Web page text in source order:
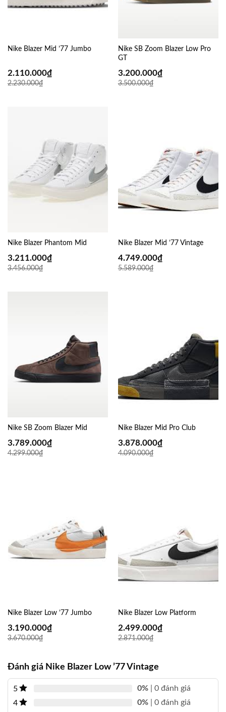
Nike Blazer Mid ’77 Jumbo
2.230.000₫
2.110.000₫
Nike SB Zoom Blazer Low Pro
GT
3.500.000₫
3.200.000₫
Nike Blazer Phantom Mid
3.456.000₫
3.211.000₫
Nike Blazer Mid ’77 Vintage
5.589.000₫
4.749.000₫
Nike SB Zoom Blazer Mid
4.299.000₫
3.789.000₫
Nike Blazer Mid Pro Club
4.090.000₫
3.878.000₫
Nike Blazer Low ’77 Jumbo
3.670.000₫
3.190.000₫
Nike Blazer Low Platform
2.871.000₫
2.499.000₫
Đánh giá Nike Blazer Low ’77 Vintage
5 0% | 0 đánh giá
4
0% | 0 đánh giá